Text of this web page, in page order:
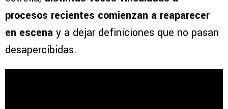
procesos recientes comienzan a reaparecer
en escena y a dejar definiciones que no pasan
desapercibidas.